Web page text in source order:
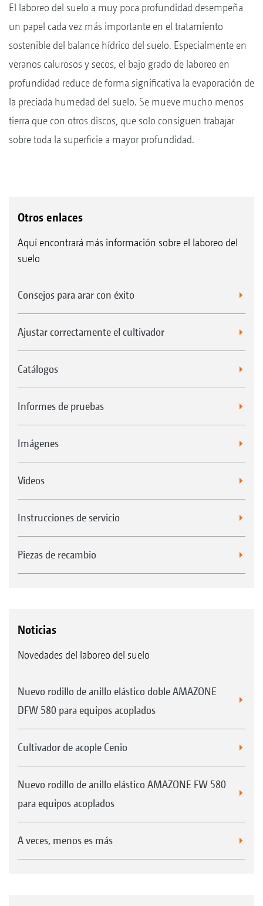
El laboreo del suelo a muy poca profundidad desempeña
un papel cada vez más importante en el tratamiento
sostenible del balance hídrico del suelo. Especialmente en
veranos calurosos y secos, el bajo grado de laboreo en
profundidad reduce de forma significativa la evaporación de
la preciada humedad del suelo. Se mueve mucho menos
tierra que con otros discos, que solo consiguen trabajar
sobre toda la superficie a mayor profundidad.
Otros enlaces
Aquí encontrará más información sobre el laboreo del
suelo
Consejos para arar con éxito
Ajustar correctamente el cultivador
Catálogos
Informes de pruebas
Imágenes
Vídeos
Instrucciones de servicio
Piezas de recambio
Noticias
Novedades del laboreo del suelo
Nuevo rodillo de anillo elástico doble AMAZONE
DFW 580 para equipos acoplados
Cultivador de acople Cenio
Nuevo rodillo de anillo elástico AMAZONE FW 580
para equipos acoplados
A veces, menos es más